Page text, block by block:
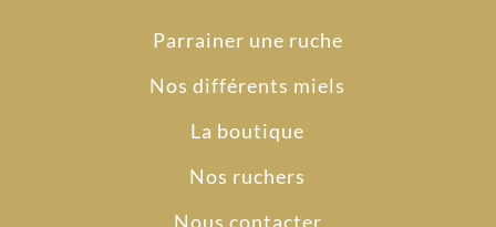
Parrainer une ruche
Nos différents miels
La boutique
Nos ruchers
Nous contacter